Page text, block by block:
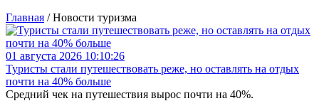
Главная /Новости туризма
01 августа 2026 10:10:26
Туристы стали путешествовать реже, но оставлять на отдых
почти на 40% больше
Средний чек на путешествия вырос почти на 40%.